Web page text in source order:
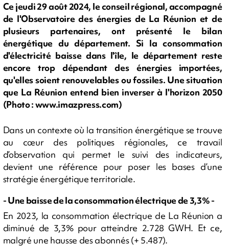
Ce jeudi 29 août 2024, le conseil régional, accompagné
de l'Observatoire des énergies de La Réunion et de
plusieurs partenaires, ont présenté le bilan
énergétique du département. Si la consommation
d'électricité baisse dans l'île, le département reste
encore trop dépendant des énergies importées,
qu'elles soient renouvelables ou fossiles. Une situation
que La Réunion entend bien inverser à l'horizon 2050
(Photo : www.imazpress.com)
Dans un contexte où la transition énergétique se trouve
au cœur des politiques régionales, ce travail
d’observation qui permet le suivi des indicateurs,
devient une référence pour poser les bases d’une
stratégie énergétique territoriale.
- Une baisse de la consommation électrique de 3,3% -
En 2023, la consommation électrique de La Réunion a
diminué de 3,3% pour atteindre 2.728 GWH. Et ce,
malgré une hausse des abonnés (+ 5.487).